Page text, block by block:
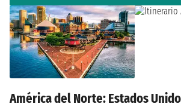
América del Norte: Estados